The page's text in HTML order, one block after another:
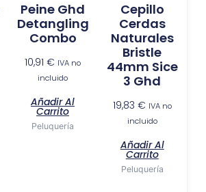
Peine Ghd
Detangling
Combo
10,91 € IVA no
incluido
Añadir Al
Carrito
Peluquería
Cepillo
Cerdas
Naturales
Bristle
44mm Sice
3 Ghd
19,83 € IVA no
incluido
Añadir Al
Carrito
Peluquería